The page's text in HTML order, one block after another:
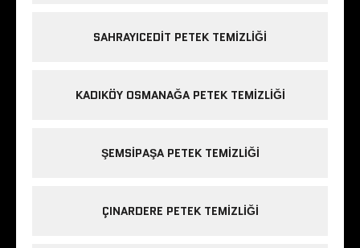
SAHRAYICEDIT PETEK TEMIZLIĞI
KADIKÖY OSMANAĞA PETEK TEMIZLIĞI
ŞEMSIPAŞA PETEK TEMIZLIĞI
ÇINARDERE PETEK TEMIZLIĞI